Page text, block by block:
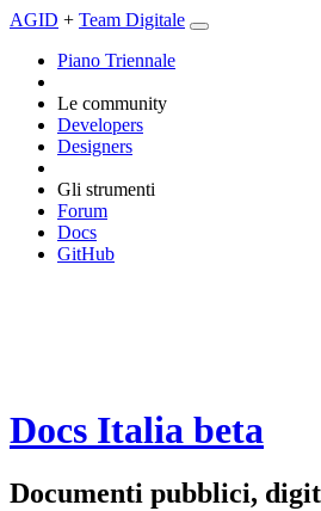
AGID + Team Digitale
Piano Triennale
Le community
Developers
Designers
Gli strumenti
Forum
Docs
GitHub
Docs Italia beta
Documenti pubblici,